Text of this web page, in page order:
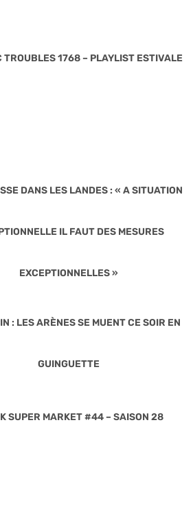
TROUBLES 1768 – PLAYLIST ESTIVALE
DANS LES LANDES : « A SITUATION
IL FAUT DES MESURES
EXCEPTIONNELLES »
: LES ARÈNES SE MUENT CE SOIR EN
GUINGUETTE
SUPER MARKET #44 – SAISON 28